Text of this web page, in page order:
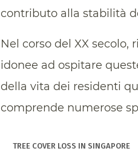
contributo alla stabilità
Nel corso del XX secolo,
idonee ad ospitare
della vita dei residenti
comprende numerose